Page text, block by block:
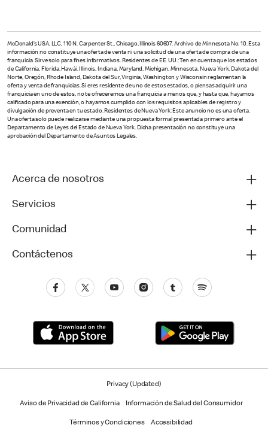
McDonald’s USA, LLC, 110 N. Carpenter St., Chicago, Illinois 60607. Archivo de Minnesota No. 10. Esta
información no constituye una oferta de venta ni una solicitud de una oferta de compra de una
franquicia. Sirve solo para fines informativos. Residentes de EE. UU.: Ten en cuenta que los estados
de California, Florida, Hawái, Illinois, Indiana, Maryland, Michigan, Minnesota, Nueva York, Dakota del
Norte, Oregón, Rhode Island, Dakota del Sur, Virginia, Washington y Wisconsin reglamentan la
oferta y venta de franquicias. Si eres residente de uno de estos estados, o piensas adquirir una
franquicia en uno de estos, no te ofreceremos una franquicia a menos que, y hasta que, hayamos
calificado para una exención, o hayamos cumplido con los requisitos aplicables de registro y
divulgación de preventa en tu estado. Residentes de Nueva York: Este anuncio no es una oferta.
Una oferta solo puede realizarse mediante una propuesta formal presentada primero ante el
Departamento de Leyes del Estado de Nueva York. Dicha presentación no constituye una
aprobación del Departamento de Asuntos Legales.
Acerca de nosotros
Servicios
Comunidad
Contáctenos
Privacy (Updated)
Aviso de Privacidad de California Información de Salud del Consumidor
Términos y Condiciones Accesibilidad